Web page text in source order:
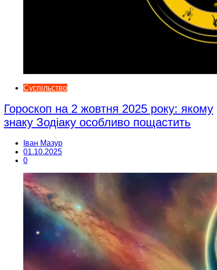
Суспільство
Гороскоп на 2 жовтня 2025 року: якому
знаку Зодіаку особливо пощастить
Іван Мазур
01.10.2025
0